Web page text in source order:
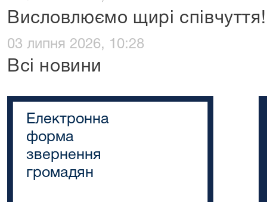
Висловлюємо щирі співчуття!
03 липня 2026, 10:28
Всі новини
Електронна
форма
звернення
громадян